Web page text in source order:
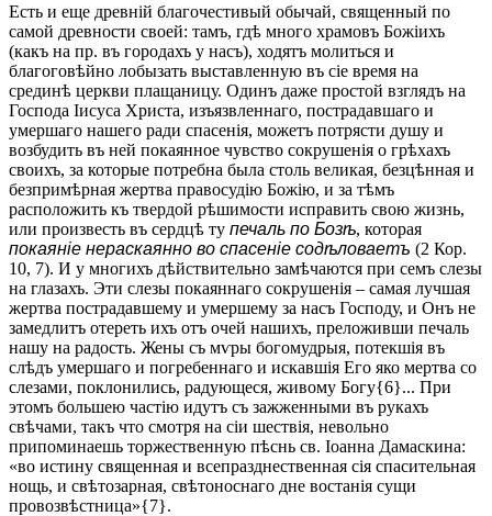
Есть и еще древній благочестивый обычай, священный по
самой древности своей: тамъ, гдѣ много храмовъ Божіихъ
(какъ на пр. въ городахъ у насъ), ходятъ молиться и
благоговѣйно лобызать выставленную въ сіе время на
срединѣ церкви плащаницу. Одинъ даже простой взглядъ на
Господа Іисуса Христа, изъязвленнаго, пострадавшаго и
умершаго нашего ради спасенія, можетъ потрясти душу и
возбудить въ ней покаянное чувство сокрушенія о грѣхахъ
своихъ, за которые потребна была столь великая, безцѣнная и
безпримѣрная жертва правосудію Божію, и за тѣмъ
расположить къ твердой рѣшимости исправить свою жизнь,
или произвесть въ сердцѣ ту печаль по Бозѣ, которая
покаяніе нераскаянно во спасеніе содѣловаетъ (2 Кор.
10, 7). И у многихъ дѣйствительно замѣчаются при семъ слезы
на глазахъ. Эти слезы покаяннаго сокрушенія – самая лучшая
жертва пострадавшему и умершему за насъ Господу, и Онъ не
замедлитъ отереть ихъ отъ очей нашихъ, преложивши печаль
нашу на радость. Жены съ мѵры богомудрыя, потекшія въ
слѣдъ умершаго и погребеннаго и искавшія Его яко мертва со
слезами, поклонились, радующеся, живому Богу{6}... При
этомъ большею частію идутъ съ зажженными въ рукахъ
свѣчами, такъ что смотря на сіи шествія, невольно
припоминаешь торжественную пѣснь св. Іоанна Дамаскина:
«во истину священная и всепразднественная сія спасительная
нощь, и свѣтозарная, свѣтоноснаго дне востанія сущи
провозвѣстница»{7}.